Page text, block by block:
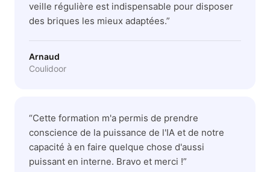
veille régulière est indispensable pour disposer
des briques les mieux adaptées.”
Arnaud
Coulidoor
“Cette formation m'a permis de prendre
conscience de la puissance de l'IA et de notre
capacité à en faire quelque chose d'aussi
puissant en interne. Bravo et merci !”